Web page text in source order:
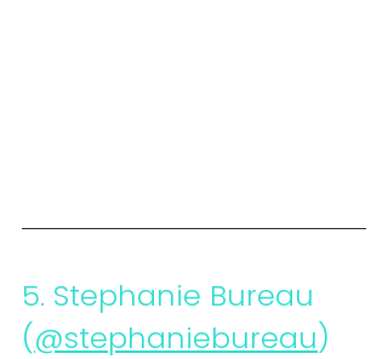
5. Stephanie Bureau
(@stephaniebureau)